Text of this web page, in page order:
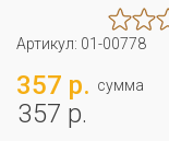
Артикул: 01-00778
357 р. сумма
357 р.